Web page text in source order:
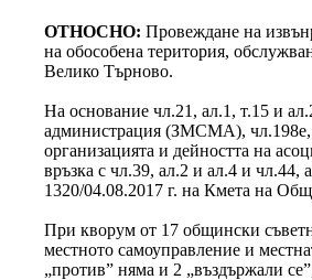
ОТНОСНО:Провеждане на
на обособена територия,
Велико Търново.
На основание чл.21, ал.1, т.15 и
администрация (ЗМСМА), чл.198е,
организацията и дейността на
връзка с чл.39, ал.2 и ал.4 и
1320/04.08.2017 г. на Кмета на
При кворум от 17 общински
местното самоуправление и
„против” няма и 2 „въздържали